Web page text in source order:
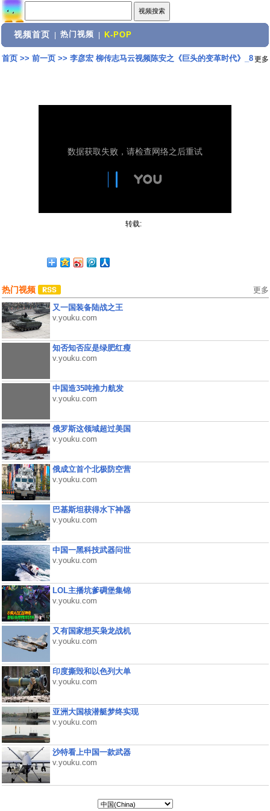
视频首页 热门视频 K-POP
首页>> 前一页>> 李彦宏 柳传志马云视频陈安之《巨头的变革时代》_8更多
转载:
热门视频 更多
又一国装备陆战之王
v.youku.com
知否知否应是绿肥红瘦
v.youku.com
中国造35吨推力航发
v.youku.com
俄罗斯这领域超过美国
v.youku.com
俄成立首个北极防空营
v.youku.com
巴基斯坦获得水下神器
v.youku.com
中国一黑科技武器问世
v.youku.com
LOL主播坑爹碉堡集锦
v.youku.com
又有国家想买枭龙战机
v.youku.com
印度撕毁和以色列大单
v.youku.com
亚洲大国核潜艇梦终实现
v.youku.com
沙特看上中国一款武器
v.youku.com